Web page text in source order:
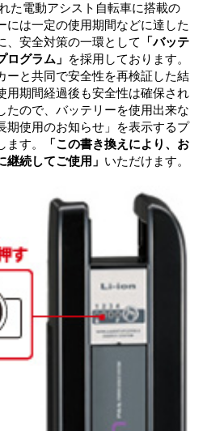
た電動アシスト自転車に搭載の
には一定の使用期間などに達した
、安全対策の一環として
「バッテ
ログラム」 を採用しております。
ーと共同で安全性を再検証した結
用期間経過後も安全性は確保され
たので、バッテリーを使用出来な
期使用のお知らせ」を表示するプ
す。
「この書き換えにより、お
続してご使用」 いただけます。